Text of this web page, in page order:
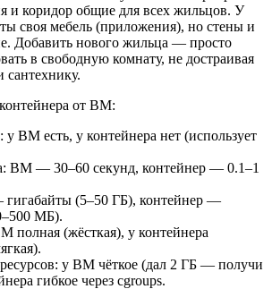
и коридор общие для всех жильцов. У
своя мебель (приложения), но стены и
Добавить нового жильца — просто
в свободную комнату, не достраивая
сантехнику.
от ВМ:
ВМ есть, у контейнера нет (использует
ВМ — 30–60 секунд, контейнер — 0.1–1
(5–50 ГБ), контейнер —
МБ).
полная (жёсткая), у контейнера
у ВМ чёткое (дал 2 ГБ — получи
гибкое через cgroups.